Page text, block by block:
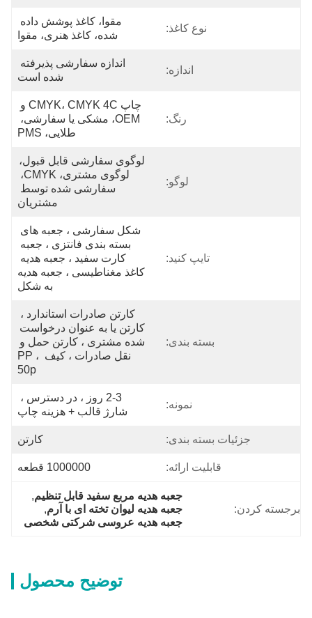
نوع کاغذ:
شده، کاغذ هنری، مقوا
اندازه:
شده است
رنگ:
طلایی، PMS
لوگو:
مشتریان
تایپ کنید:
به شکل
بسته بندی:
نقل صادرات ، کیف PP ،
50p
نمونه:
شارژ قالب + هزینه چاپ
جزئیات بسته بندی: کارتن
قابلیت ارائه: 1000000 قطعه
برجسته کردن:
جعبه هدیه مربع سفید قابل تنظیم,
جعبه هدیه لیوان تخته ای با آرم,
جعبه هدیه عروسی شرکتی شخصی
توضیح محصول